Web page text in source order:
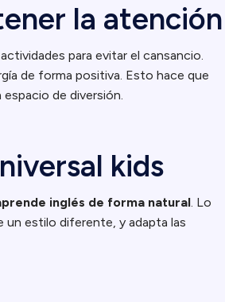
la atención
para evitar el cansancio.
de forma positiva. Esto hace que
de diversión.
kids
inglés de forma natural. Lo
un estilo diferente, y adapta las